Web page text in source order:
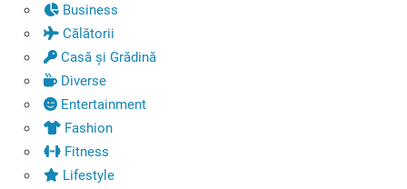
Business
Călătorii
Casă și Grădină
Diverse
Entertainment
Fashion
Fitness
Lifestyle